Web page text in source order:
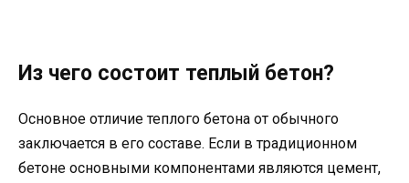
Из чего состоит теплый бетон?
Основное отличие теплого бетона от обычного
заключается в его составе. Если в традиционном
бетоне основными компонентами являются цемент,